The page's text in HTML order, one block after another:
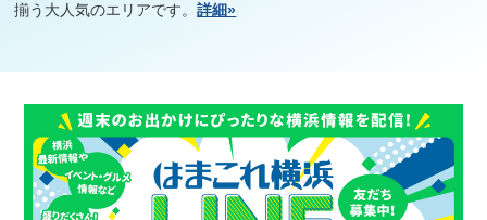
揃う大人気のエリアです。詳細»